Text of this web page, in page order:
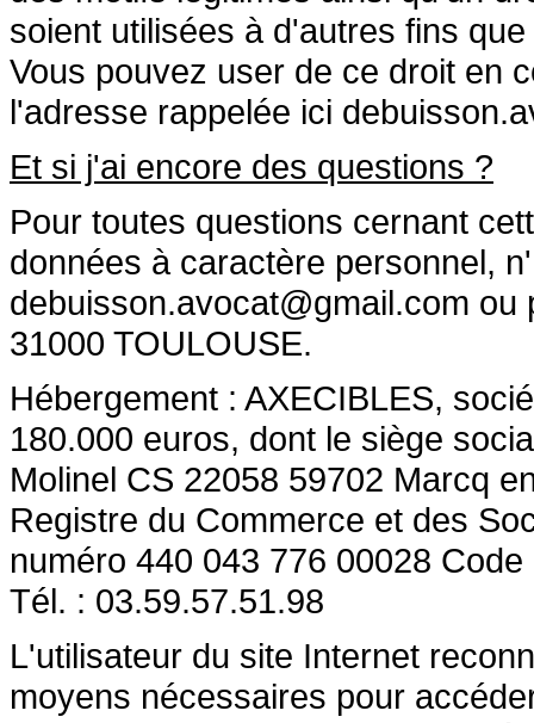
soient utilisées à d'autres fins
Vous pouvez user de ce droit en
l'adresse rappelée ici
Et si j'ai encore des questions ?
Pour toutes questions cernant
données à caractère personnel,
debuisson.avocat@gmail.com
31000 TOULOUSE.
Hébergement : AXECIBLES,
180.000 euros, dont le siège
Molinel CS 22058 59702 Marcq
Registre du Commerce et des
numéro 440 043 776 00028
Tél. : 03.59.57.51.98
L'utilisateur du site Internet
moyens nécessaires pour